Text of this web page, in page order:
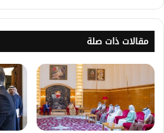
مقالات ذات صلة